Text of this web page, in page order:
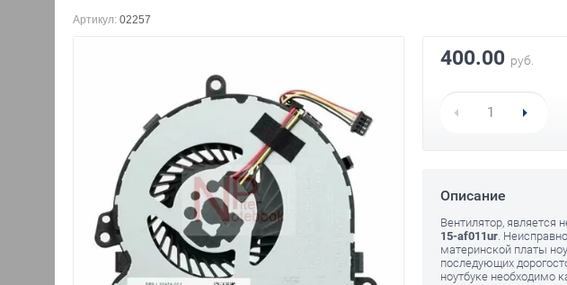
Артикул: 02257
400.00 руб.
Описание
Вентилятор, является
15-af011ur.
материнской платы
последующих
ноутбуке необходимо